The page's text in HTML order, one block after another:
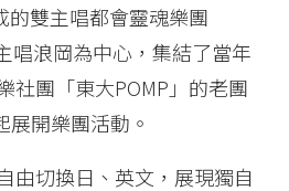
的雙主唱都會靈魂樂團
唱浪岡為中心，集結了當年
社團「東大POMP」的老團
展開樂團活動。
由切換日、英文，展現獨自